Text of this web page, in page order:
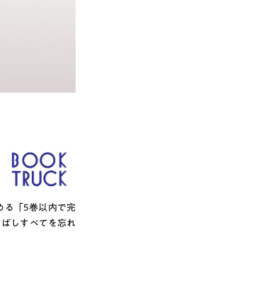
る「5巻以内で完
しすべてを忘れ